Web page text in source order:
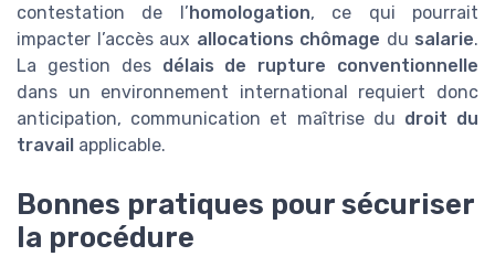
contestation de l’homologation, ce qui pourrait
impacter l’accès aux allocations chômage du salarie.
La gestion des délais de rupture conventionnelle
dans un environnement international requiert donc
anticipation, communication et maîtrise du droit du
travail applicable.
Bonnes pratiques pour sécuriser
la procédure